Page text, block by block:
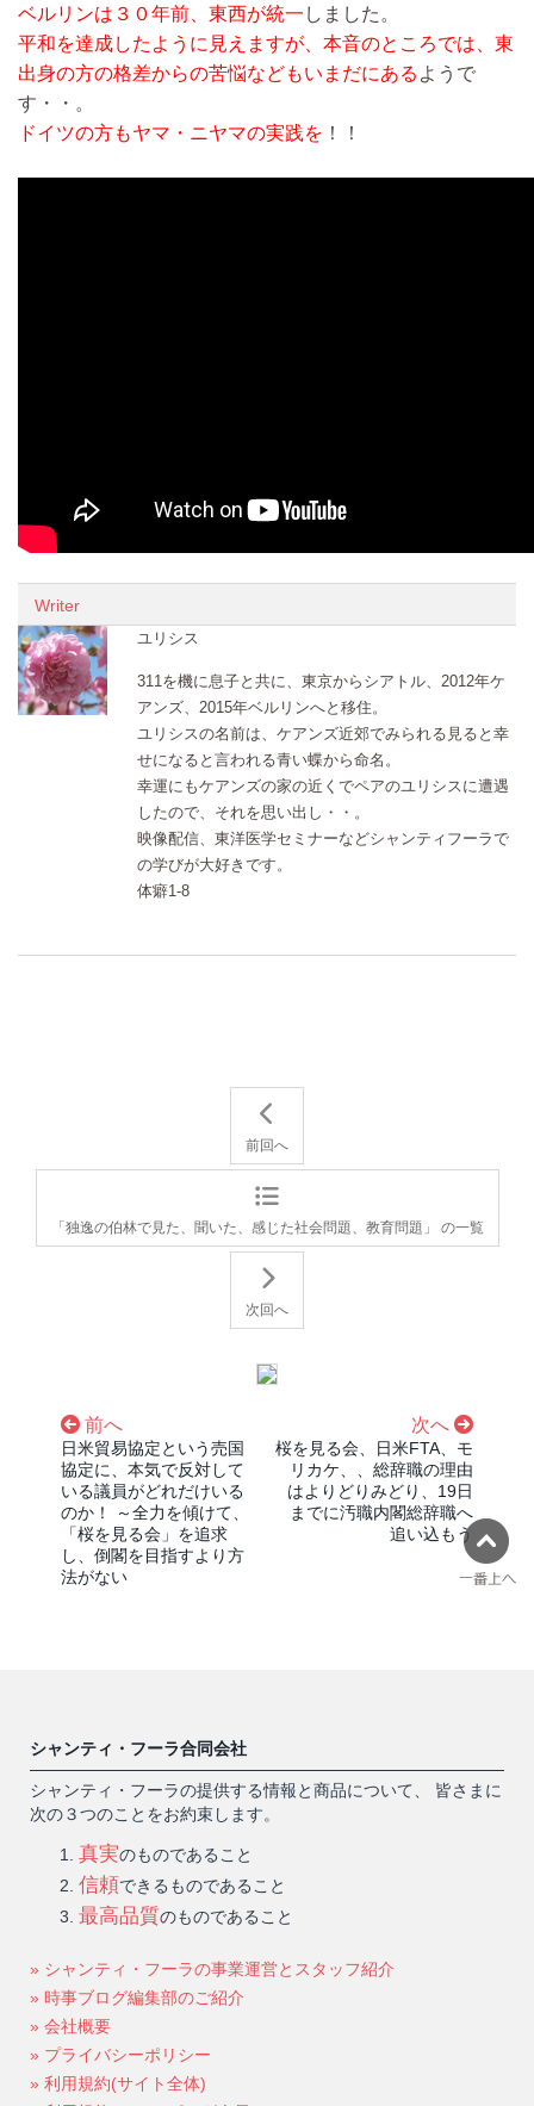
ベルリンは３０年前、東西が統一 しました。
平和を達成したように見えますが、本音のところでは、東
出身の方の格差からの苦悩などもいまだにある ようで
す・・。
ドイツの方もヤマ・ニヤマの実践を ！！
Writer
ユリシス
311を機に息子と共に、東京からシアトル、2012年ケ
アンズ、2015年ベルリンへと移住。
ユリシスの名前は、ケアンズ近郊でみられる見ると幸
せになると言われる青い蝶から命名。
幸運にもケアンズの家の近くでペアのユリシスに遭遇
したので、それを思い出し・・。
映像配信、東洋医学セミナーなどシャンティフーラで
の学びが大好きです。
体癖1-8
前回へ
「独逸の伯林で見た、聞いた、感じた社会問題、教育問題」 の一覧
次回へ
前へ
日米貿易協定という売国
協定に、本気で反対して
いる議員がどれだけいる
のか！ ～全力を傾けて、
「桜を見る会」を追求
し、倒閣を目指すより方
法がない
次へ
桜を見る会、日米FTA、モ
リカケ、、総辞職の理由
はよりどりみどり、19日
までに汚職内閣総辞職へ
追い込もう
シャンティ・フーラ合同会社
シャンティ・フーラの提供する情報と商品について、 皆さまに
次の３つのことをお約束します。
真実のものであること
信頼できるものであること
最高品質のものであること
» シャンティ・フーラの事業運営とスタッフ紹介
» 時事ブログ編集部のご紹介
» 会社概要
» プライバシーポリシー
» 利用規約(サイト全体)